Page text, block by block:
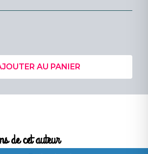
AU PANIER
de cet auteur